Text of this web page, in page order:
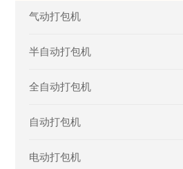
气动打包机
半自动打包机
全自动打包机
自动打包机
电动打包机